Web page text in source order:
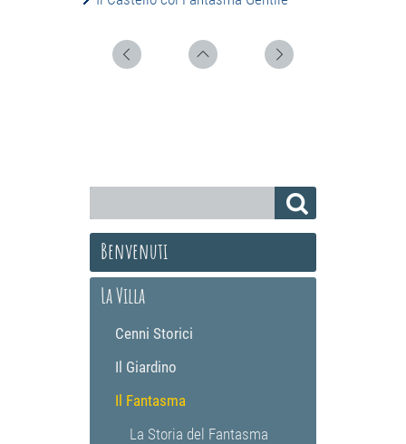
Benvenuti
La Villa
Cenni Storici
Il Giardino
Il Fantasma
La Storia del Fantasma